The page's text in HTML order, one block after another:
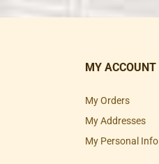
MY ACCOUNT
My Orders
My Addresses
My Personal Info